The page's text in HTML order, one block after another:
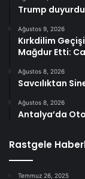
Trump
Ağustos 9, 2026
Kırkdilim
Mağdur Etti:
Ağustos 8, 2026
Savcılıktan
Ağustos 8, 2026
Antalya’da
Rastgele
Temmuz 26, 2025